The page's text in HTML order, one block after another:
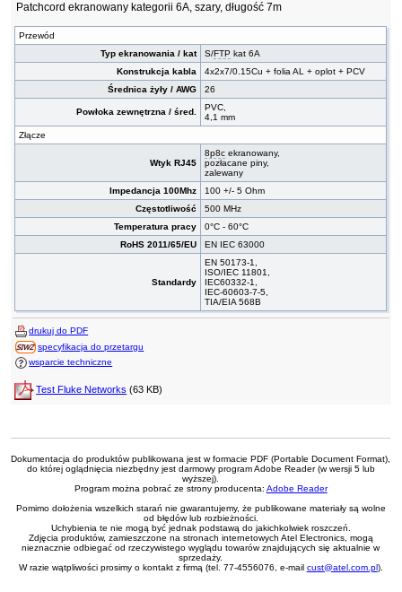
Patchcord ekranowany kategorii 6A, szary, długość 7m
Przewód
Typ ekranowania / kat
S/FTP kat 6A
Konstrukcja kabla
4x2x7/0.15Cu + folia AL + oplot + PCV
Średnica żyły / AWG
26
Powłoka zewnętrzna / śred.
PVC,
4,1 mm
Złącze
Wtyk RJ45
8p8c ekranowany,
pozłacane piny,
zalewany
Impedancja 100Mhz
100 +/- 5 Ohm
Częstotliwość
500 MHz
Temperatura pracy
0°C - 60°C
RoHS 2011/65/EU
EN IEC 63000
Standardy
EN 50173-1,
ISO/IEC 11801,
IEC60332-1,
IEC-60603-7-5,
TIA/EIA 568B
drukuj do PDF
specyfikacja do przetargu
wsparcie techniczne
Test Fluke Networks (63 KB)
Dokumentacja do produktów publikowana jest w formacie PDF (Portable Document Format),
do której oglądnięcia niezbędny jest darmowy program Adobe Reader (w wersji 5 lub
wyższej).
Program można pobrać ze strony producenta: Adobe Reader
Pomimo dołożenia wszelkich starań nie gwarantujemy, że publikowane materiały są wolne
od błędów lub rozbieżności.
Uchybienia te nie mogą być jednak podstawą do jakichkolwiek roszczeń.
Zdjęcia produktów, zamieszczone na stronach internetowych Atel Electronics, mogą
nieznacznie odbiegać od rzeczywistego wyglądu towarów znajdujących się aktualnie w
sprzedaży.
W razie wątpliwości prosimy o kontakt z firmą (tel. 77-4556076, e-mail cust@atel.com.pl).